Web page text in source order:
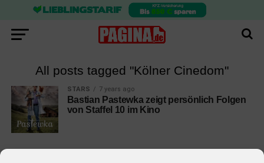
All posts tagged "Kölner Cinedom"
STARS 7 years ago
Bastian Pastewka zeigt persönlich Folgen
von Staffel 10 im Kino